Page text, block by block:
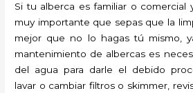
Si tu alberca es familiar o comercial
muy importante que sepas que la
mejor que no lo hagas tú mismo,
mantenimiento de albercas es
del agua para darle el debido
lavar o cambiar filtros o skimmer,